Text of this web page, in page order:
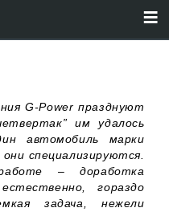
G-Power празднуют
им удалось
автомобиль марки
специализируются.
– доработка
гораздо
задача, нежели